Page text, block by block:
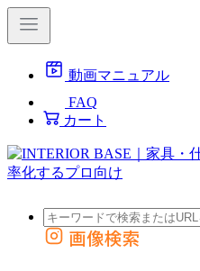
動画マニュアル
FAQ
カート
外部サイトの商品をカートに追加
画像検索